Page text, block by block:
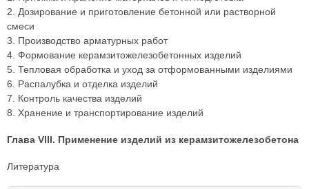
2. Дозирование и приготовление бетонной или растворной
смеси
3. Производство арматурных работ
4. Формование керамзитожелезобетонных изделий
5. Тепловая обработка и уход за отформованными изделиями
6. Распалубка и отделка изделий
7. Контроль качества изделий
8. Хранение и транспортирование изделий
Глава VIII. Применение изделий из керамзитожелезобетона
Литература